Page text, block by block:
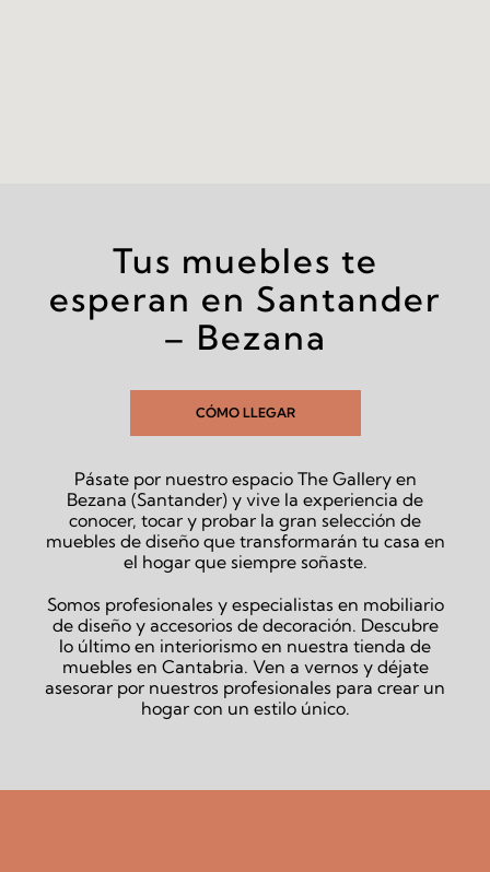
Tus muebles te
esperan en Santander
– Bezana
CÓMO LLEGAR
Pásate por nuestro espacio The Gallery en
Bezana (Santander) y vive la experiencia de
conocer, tocar y probar la gran selección de
muebles de diseño que transformarán tu casa en
el hogar que siempre soñaste.
Somos profesionales y especialistas en mobiliario
de diseño y accesorios de decoración. Descubre
lo último en interiorismo en nuestra tienda de
muebles en Cantabria. Ven a vernos y déjate
asesorar por nuestros profesionales para crear un
hogar con un estilo único.